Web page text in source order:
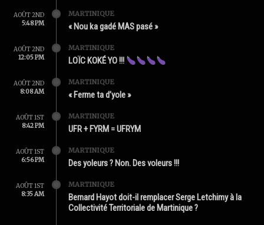
AOÛT 2ND
5:48 PM
MARTINIQUE
« Nou ka gadé MAS pasé »
AOÛT 2ND
12:05 PM
MARTINIQUE
LOÏC KOKÉ YO !!!
AOÛT 2ND
8:08 AM
MARTINIQUE
« Ferme ta d’yole »
AOÛT 1ST
8:42 PM
MARTINIQUE
UFR + FYRM = UFRYM
AOÛT 1ST
6:56 PM
MARTINIQUE
Des yoleurs ? Non. Des voleurs !!!
AOÛT 1ST
8:35 AM
MARTINIQUE
Bernard Hayot doit-il remplacer Serge Letchimy à la
Collectivité Territoriale de Martinique ?